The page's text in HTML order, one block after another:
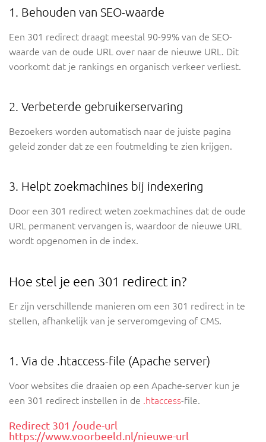
1. Behouden van SEO-waarde
Een 301 redirect draagt meestal 90-99% van de SEO-
waarde van de oude URL over naar de nieuwe URL. Dit
voorkomt dat je rankings en organisch verkeer verliest.
2. Verbeterde gebruikerservaring
Bezoekers worden automatisch naar de juiste pagina
geleid zonder dat ze een foutmelding te zien krijgen.
3. Helpt zoekmachines bij indexering
Door een 301 redirect weten zoekmachines dat de oude
URL permanent vervangen is, waardoor de nieuwe URL
wordt opgenomen in de index.
Hoe stel je een 301 redirect in?
Er zijn verschillende manieren om een 301 redirect in te
stellen, afhankelijk van je serveromgeving of CMS.
1. Via de .htaccess-file (Apache server)
Voor websites die draaien op een Apache-server kun je
een 301 redirect instellen in de .htaccess-file.
Redirect 301 /oude-url
https://www.voorbeeld.nl/nieuwe-url